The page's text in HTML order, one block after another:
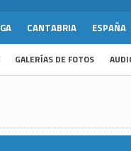
CANTABRIA ESPAÑA
GALERÍAS DE FOTOS